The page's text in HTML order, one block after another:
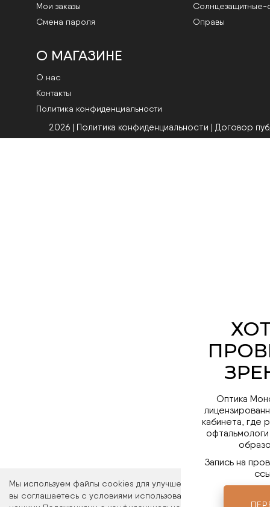
Мы используем файлы cookies для улучшения работы сайта.
вы соглашаетесь с условиями использования файлов cookies.
Мои заказы
Смена пароля
Cолнцезащитные-
Оправы
О МАГАЗИНЕ
О нас
Контакты
Политика конфиденциальности
2026 | Политика конфиденциальности | Договор
Оптика
кабинета, где
Запись на